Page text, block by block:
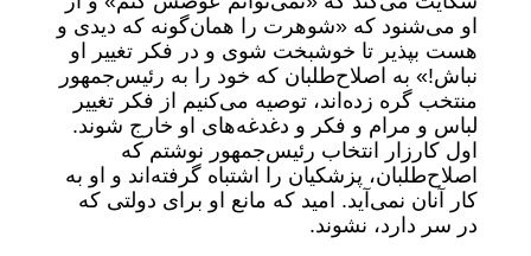
او می‌شنود که «شوهرت را همان‌گونه که دیدی و
هست بپذیر تا خوشبخت شوی و در فکر تغییر او
نباش!» به اصلاح‌طلبان که خود را به رئیس‌جمهور
منتخب گره زده‌اند، توصیه می‌کنیم از فکر تغییر
لباس و مرام و فکر و دغدغه‌های او خارج شوند.
اول کارزار انتخاب رئیس‌جمهور نوشتم که
اصلاح‌طلبان، پزشکیان را اشتباه گرفته‌اند و او به
کار آنان نمی‌آید. امید که مانع او برای دولتی که
در سر دارد، نشوند.